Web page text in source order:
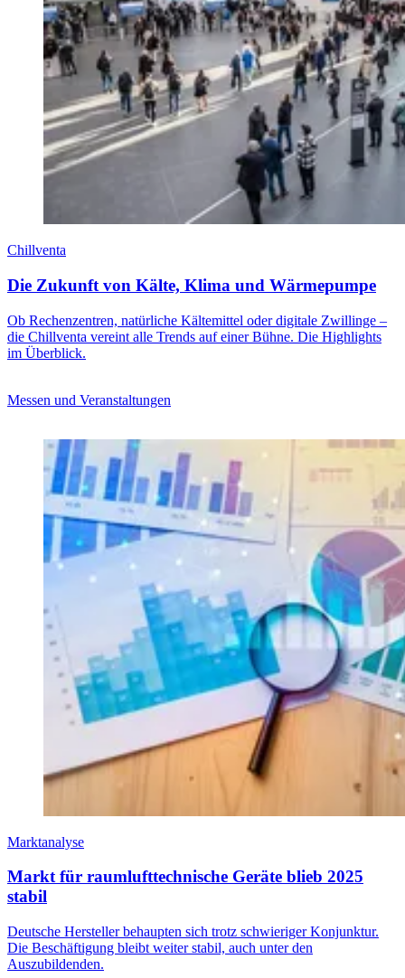
Chillventa
Die Zukunft von Kälte, Klima und Wärmepumpe
Ob Rechenzentren, natürliche Kältemittel oder digitale Zwillinge –
die Chillventa vereint alle Trends auf einer Bühne. Die Highlights
im Überblick.
Messen und Veranstaltungen
Marktanalyse
Markt für raumlufttechnische Geräte blieb 2025
stabil
Deutsche Hersteller behaupten sich trotz schwieriger Konjunktur.
Die Beschäftigung bleibt weiter stabil, auch unter den
Auszubildenden.